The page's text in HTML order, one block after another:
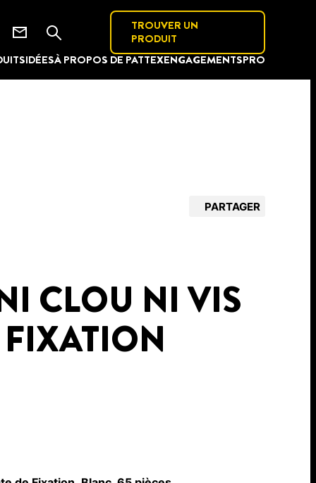
IDÉESÀ PROPOS DE PATTEXENGAGEMENTSPRO
TROUVER UN
PRODUIT
PARTAGER
CLOU NI VIS